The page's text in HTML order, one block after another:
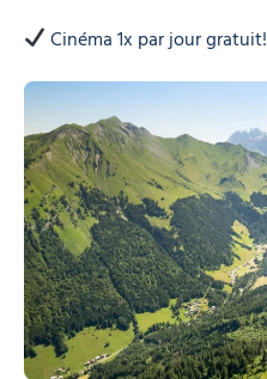
Cinéma 1x par jour gratuit!